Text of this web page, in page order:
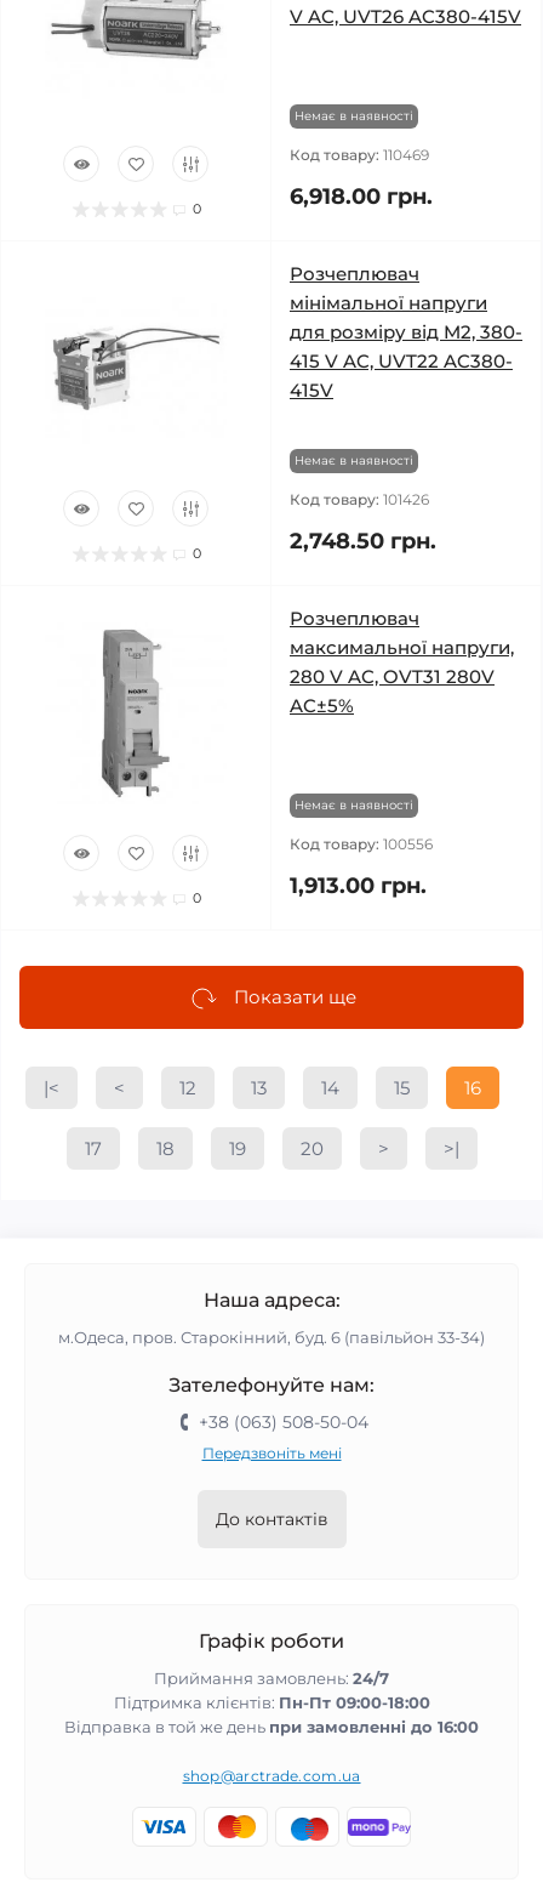
0
V AC, UVT26 AC380-415V
Немає в наявності
Код товару: 110469
6,918.00 грн.
0
Розчеплювач
мінімальної напруги
для розміру від M2, 380-
415 V AC, UVT22 AC380-
415V
Немає в наявності
Код товару: 101426
2,748.50 грн.
0
Розчеплювач
максимальної напруги,
280 V AC, OVT31 280V
AC±5%
Немає в наявності
Код товару: 100556
1,913.00 грн.
Показати ще
|< < 12 13 14 15 16
17 18 19 20 > >|
Наша адреса:
м.Одеса, пров. Старокінний, буд. 6 (павільйон 33-34)
Зателефонуйте нам:
+38 (063) 508-50-04
Передзвоніть мені
До контактів
Графік роботи
Приймання замовлень: 24/7
Підтримка клієнтів: Пн-Пт 09:00-18:00
Відправка в той же день при замовленні до 16:00
shop@arctrade.com.ua